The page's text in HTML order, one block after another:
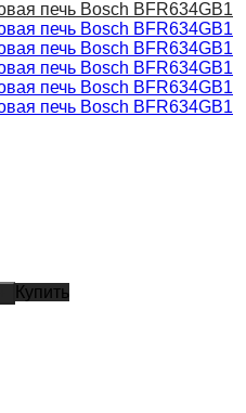
Купить